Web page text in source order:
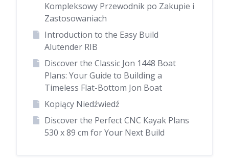
Kompleksowy Przewodnik po Zakupie i
Zastosowaniach
Introduction to the Easy Build
Alutender RIB
Discover the Classic Jon 1448 Boat
Plans: Your Guide to Building a
Timeless Flat-Bottom Jon Boat
Kopiący Niedźwiedź
Discover the Perfect CNC Kayak Plans
530 x 89 cm for Your Next Build